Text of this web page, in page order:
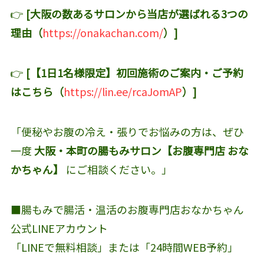
👉 [大阪の数あるサロンから当店が選ばれる3つの
理由（https://onakachan.com/）]
👉 [【1日1名様限定】初回施術のご案内・ご予約
はこちら（https://lin.ee/rcaJomAP）]
「便秘やお腹の冷え・張りでお悩みの方は、ぜひ
一度 大阪・本町の腸もみサロン【お腹専門店 おな
かちゃん】
にご相談ください。」
■腸もみで腸活・温活のお腹専門店おなかちゃん
公式LINEアカウント‬
「LINEで無料相談」または「24時間WEB予約」